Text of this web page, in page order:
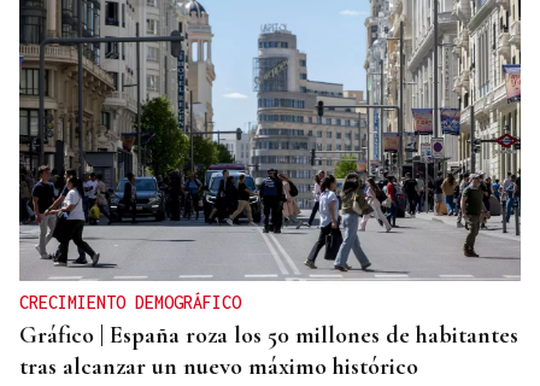
CRECIMIENTO DEMOGRÁFICO
Gráfico | España roza los 50 millones de habitantes
tras alcanzar un nuevo máximo histórico